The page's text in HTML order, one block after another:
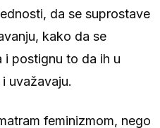
da se suprostave
kako da se
i postignu to da ih u
uvažavaju.
feminizmom, nego